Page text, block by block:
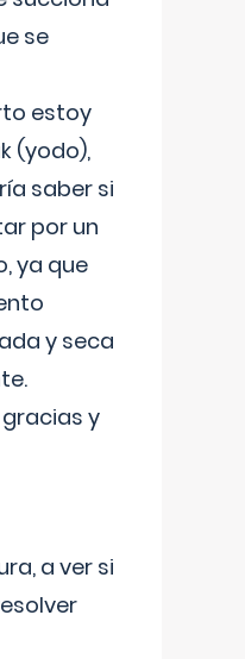
se
estoy
(yodo),
saber si
por un
ya que
y seca
y
a ver si